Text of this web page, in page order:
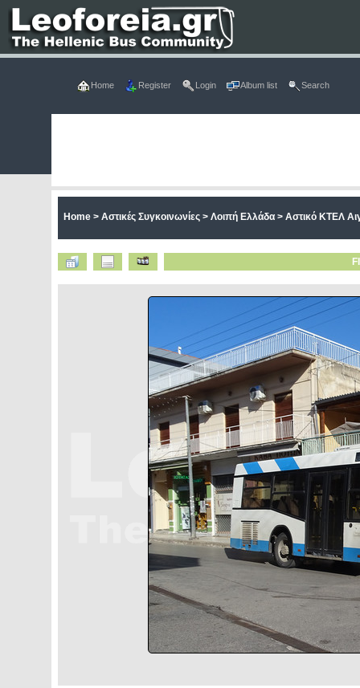
Home Register Login Album list Search
Home> Αστικές Συγκοινωνίες> Λοιπή Ελλάδα> Αστικό ΚΤΕΛ